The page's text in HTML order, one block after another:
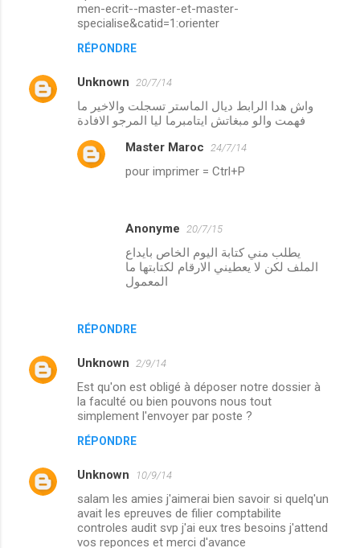
men-ecrit--master-et-master-
specialise&catid=1:orienter
RÉPONDRE
Unknown 20/7/14
واش هدا الرابط ديال الماستر تسجلت والاخير ما
فهمت والو مبغاتش ايتامبرما ليا المرجو الافادة
RÉPONDRE
Master Maroc 24/7/14
pour imprimer = Ctrl+P
Anonyme 20/7/15
يطلب مني كتابة اليوم الخاص بايداع
الملف لكن لا يعطيني الارقام لكتابتها ما
المعمول
Unknown 2/9/14
Est qu'on est obligé à déposer notre dossier à
la faculté ou bien pouvons nous tout
simplement l'envoyer par poste ?
RÉPONDRE
Unknown 10/9/14
salam les amies j'aimerai bien savoir si quelq'un
avait les epreuves de filier comptabilite
controles audit svp j'ai eux tres besoins j'attend
vos reponces et merci d'avance